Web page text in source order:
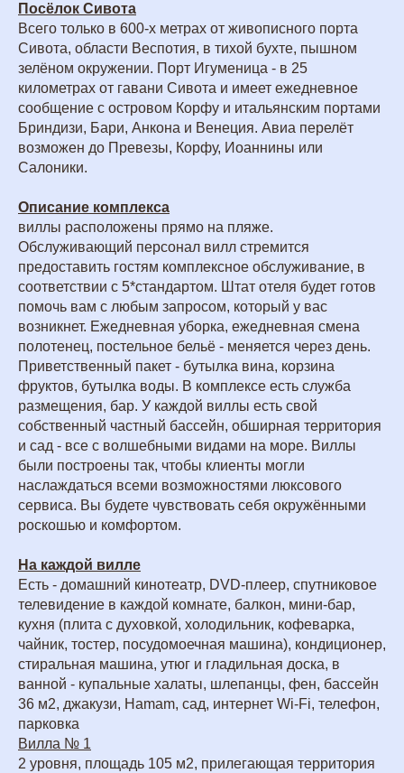
Посёлок Сивота
Всего только в 600-х метрах от живописного порта
Сивота, области Веспотия, в тихой бухте, пышном
зелёном окружении. Порт Игуменица - в 25
километрах от гавани Сивота и имеет ежедневное
сообщение с островом Корфу и итальянским портами
Бриндизи, Бари, Анкона и Венеция. Авиа перелёт
возможен до Превезы, Корфу, Иоаннины или
Салоники.
Описание комплекса
виллы расположены прямо на пляже.
Обслуживающий персонал вилл стремится
предоставить гостям комплексное обслуживание, в
соответствии с 5*стандартом. Штат отеля будет готов
помочь вам с любым запросом, который у вас
возникнет. Ежедневная уборка, ежедневная смена
полотенец, постельное бельё - меняется через день.
Приветственный пакет - бутылка вина, корзина
фруктов, бутылка воды. В комплексе есть служба
размещения, бар. У каждой виллы есть свой
собственный частный бассейн, обширная территория
и сад - все с волшебными видами на море. Виллы
были построены так, чтобы клиенты могли
наслаждаться всеми возможностями люксового
сервиса. Вы будете чувствовать себя окружёнными
роскошью и комфортом.
На каждой вилле
Есть - домашний кинотеатр, DVD-плеер, спутниковое
телевидение в каждой комнате, балкон, мини-бар,
кухня (плита с духовкой, холодильник, кофеварка,
чайник, тостер, посудомоечная машина), кондиционер,
стиральная машина, утюг и гладильная доска, в
ванной - купальные халаты, шлепанцы, фен, бассейн
36 м2, джакузи, Hamam, сад, интернет Wi-Fi, телефон,
парковка
Вилла № 1
2 уровня, площадь 105 м2, прилегающая территория